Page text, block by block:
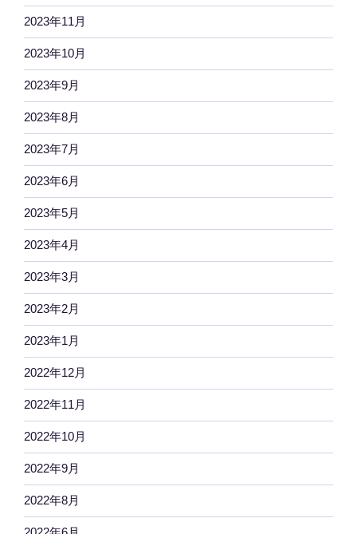
2023年11月
2023年10月
2023年9月
2023年8月
2023年7月
2023年6月
2023年5月
2023年4月
2023年3月
2023年2月
2023年1月
2022年12月
2022年11月
2022年10月
2022年9月
2022年8月